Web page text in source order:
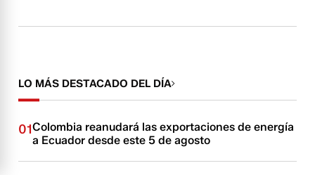
LO MÁS DESTACADO DEL DÍA
01Colombia reanudará las exportaciones de energía
a Ecuador desde este 5 de agosto